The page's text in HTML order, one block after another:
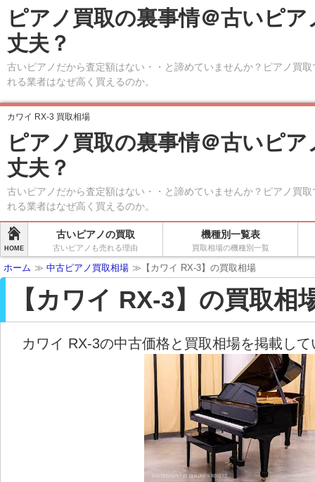
ピアノ買取の裏事情＠古いピア
丈夫？
古いピアノだから査定額はない・・と諦めていませんか？ピアノ買
れる業者はなぜ高く買えるのか。
カワイ RX-3 買取相場
ピアノ買取の裏事情＠古いピア
丈夫？
古いピアノだから査定額はない・・と諦めていませんか？ピアノ買
れる業者はなぜ高く買えるのか。
HOME
古いピアノの買取
古いピアノも売れる理由
機種別一覧表
買取相場の機種別一覧
ホーム ≫ 中古ピアノ買取相場 ≫【カワイ RX-3】の買取相場
【カワイ RX-3】の買取相
カワイ RX-3の中古価格と買取相場を掲載して